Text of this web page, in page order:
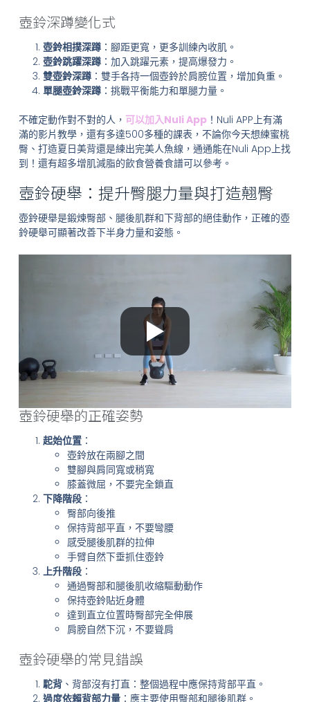
壺鈴深蹲變化式
壺鈴相撲深蹲：腳距更寬，更多訓練內收肌。
壺鈴跳躍深蹲：加入跳躍元素，提高爆發力。
雙壺鈴深蹲：雙手各持一個壺鈴於肩膀位置，增加負重。
單腿壺鈴深蹲：挑戰平衡能力和單腿力量。
不確定動作對不對的人， 可以加入Nuli App！Nuli APP上有滿
滿的影片教學，還有多達500多種的課表，不論你今天想練蜜桃
臀、打造夏日美背還是練出完美人魚線，通通能在Nuli App上找
到！還有超多增肌減脂的飲食營養食譜可以參考。
壺鈴硬舉：提升臀腿力量與打造翹臀
壺鈴硬舉是鍛煉臀部、腿後肌群和下背部的絕佳動作，正確的壺
鈴硬舉可顯著改善下半身力量和姿態。
壺鈴硬舉的正確姿勢
起始位置：
壺鈴放在兩腳之間
雙腳與肩同寬或稍寬
膝蓋微屈，不要完全鎖直
下降階段：
臀部向後推
保持背部平直，不要彎腰
感受腿後肌群的拉伸
手臂自然下垂抓住壺鈴
上升階段：
通過臀部和腿後肌收縮驅動動作
保持壺鈴貼近身體
達到直立位置時臀部完全伸展
肩膀自然下沉，不要聳肩
壺鈴硬舉的常見錯誤
駝背、背部沒有打直：整個過程中應保持背部平直。
過度依賴背部力量：應主要使用臀部和腿後肌群。